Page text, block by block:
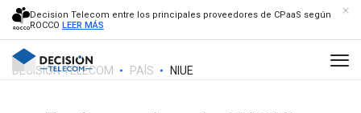
Decision Telecom entre los principales proveedores de CPaaS según
ROCCO LEER MÁS
DECISION TELECOM PAÍS NIUE